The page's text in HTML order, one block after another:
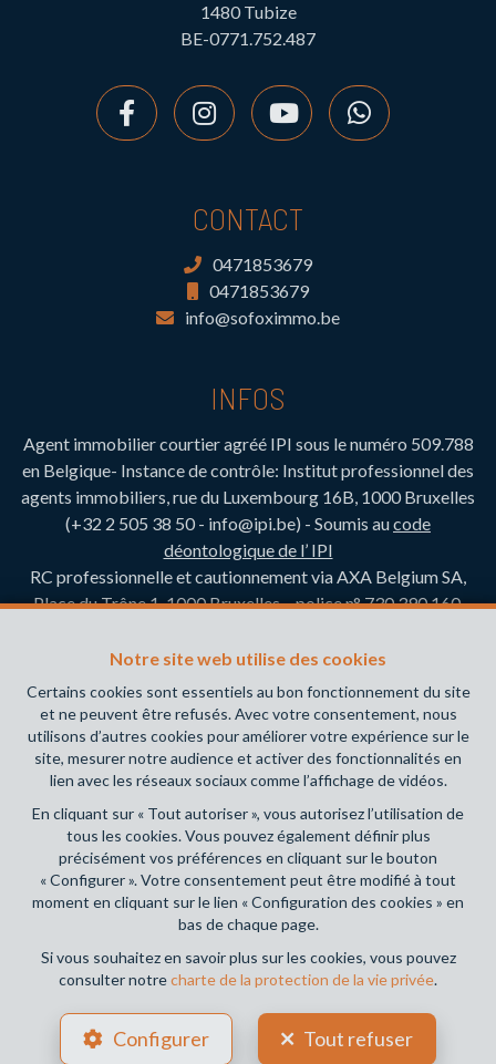
Notre site web utilise des cookies
Certains cookies sont essentiels au bon fonctionnement du site
et ne peuvent être refusés. Avec votre consentement, nous
utilisons d’autres cookies pour améliorer votre expérience sur le
site, mesurer notre audience et activer des fonctionnalités en
lien avec les réseaux sociaux comme l’affichage de vidéos.
En cliquant sur « Tout autoriser », vous autorisez l’utilisation de
tous les cookies. Vous pouvez également définir plus
précisément vos préférences en cliquant sur le bouton
« Configurer ». Votre consentement peut être modifié à tout
moment en cliquant sur le lien « Configuration des cookies » en
bas de chaque page.
Si vous souhaitez en savoir plus sur les cookies, vous pouvez
consulter notrecharte de la protection de la vie privée.
Configurer Tout refuser
1480 Tubize
BE-0771.752.487
CONTACT
0471853679
0471853679
info@sofoximmo.be
INFOS
Agent immobilier courtier agréé IPI sous le numéro 509.788
en Belgique- Instance de contrôle: Institut professionnel des
agents immobiliers, rue du Luxembourg 16B, 1000 Bruxelles
(+32 2 505 38 50 - info@ipi.be) - Soumis aucode
déontologique de l’ IPI
RC professionnelle et cautionnement via AXA Belgium SA,
Place du Trône 1, 1000 Bruxelles – police n° 730.390.160.
Adresse du siège: Sofoximmo SRL, rue Brison 52, 1480
Tubize
N° de compte bancaire: BE35 7320 6015 8037
N° de compte tiers: BE53 7320 6047 9753.
Conditions générales d'utilisation du site
Charte de la protection de la vie privée
Configuration des cookies
POWERED BY
DESIGNED AND DEVELOPED BY
WEBULOUS.IMMO